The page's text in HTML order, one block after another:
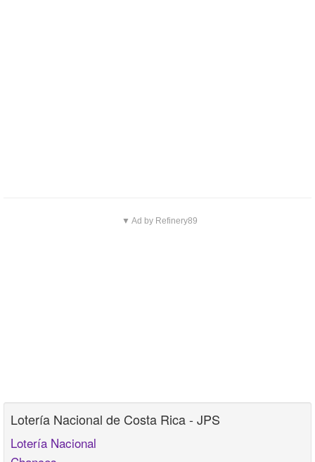
▼ Ad by Refinery89
Lotería Nacional de Costa Rica - JPS
Lotería Nacional